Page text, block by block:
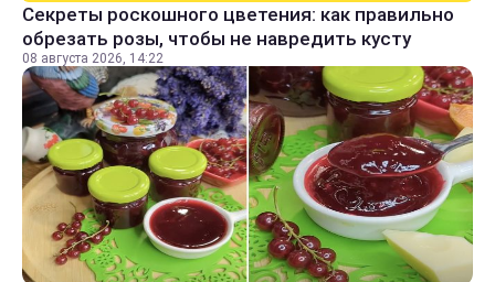
Секреты роскошного цветения: как правильно
обрезать розы, чтобы не навредить кусту
08 августа 2026, 14:22